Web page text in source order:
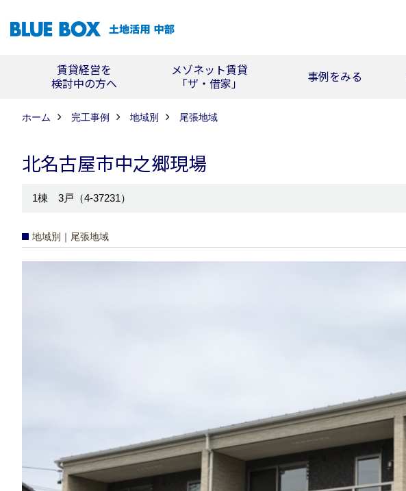
賃貸経営を
検討中の方へ
メゾネット賃貸
「ザ・借家」
事例をみる
ホーム 完工事例 地域別 尾張地域
北名古屋市中之郷現場
1棟 3戸（4-37231）
地域別｜尾張地域